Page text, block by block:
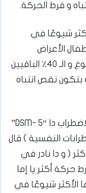
و فرط الحركة.
شيوعًا في
٦٠٪؜ من الأطفال الأعراض
عندهم بتختفي لما يوصلوا سن البلوغ و الـ ٤٠٪؜ الباقيين
نقص انتباه
طيب خلينا نتكلم شوية عن أعراض الاضطراب دا “DSM- 5”
النفسية ) قال
( و دا نادر في
حركة أكثر يا إما
الأكثر شيوعًا في